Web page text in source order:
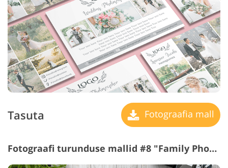
Tasuta Fotograafia mall
Fotograafi turunduse mallid #8 "Family Photography"